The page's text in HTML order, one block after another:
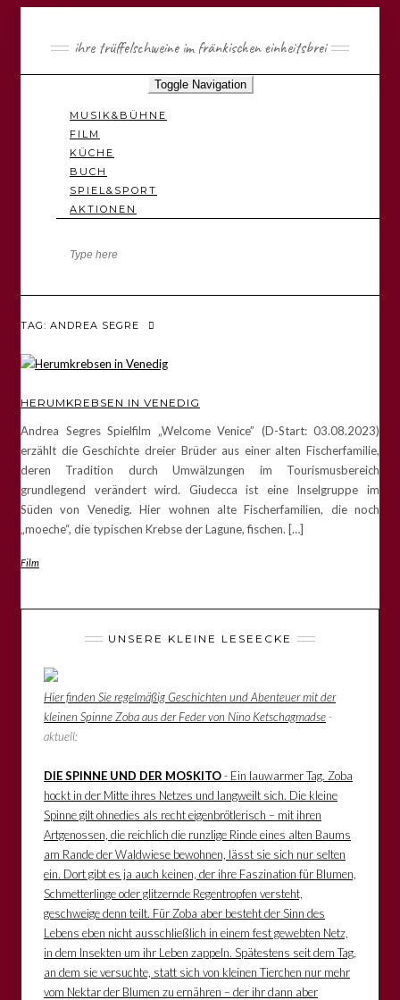
ihre trüffelschweine im fränkischen einheitsbrei
Toggle Navigation
MUSIK&BÜHNE
FILM
KÜCHE
BUCH
SPIEL&SPORT
AKTIONEN
TAG: ANDREA SEGRE
HERUMKREBSEN IN VENEDIG
Andrea Segres Spielfilm „Welcome Venice” (D-Start: 03.08.2023)
erzählt die Geschichte dreier Brüder aus einer alten Fischerfamilie,
deren Tradition durch Umwälzungen im Tourismusbereich
grundlegend verändert wird. Giudecca ist eine Inselgruppe im
Süden von Venedig. Hier wohnen alte Fischerfamilien, die noch
„moeche“, die typischen Krebse der Lagune, fischen. […]
Film
UNSERE KLEINE LESEECKE
Hier finden Sie regelmäßig Geschichten und Abenteuer mit der
kleinen Spinne Zoba aus der Feder von Nino Ketschagmadse-
aktuell:
DIE SPINNE UND DER MOSKITO- Ein lauwarmer Tag. Zoba
hockt in der Mitte ihres Netzes und langweilt sich. Die kleine
Spinne gilt ohnedies als recht eigenbrötlerisch – mit ihren
Artgenossen, die reichlich die runzlige Rinde eines alten Baums
am Rande der Waldwiese bewohnen, lässt sie sich nur selten
ein. Dort gibt es ja auch keinen, der ihre Faszination für Blumen,
Schmetterlinge oder glitzernde Regentropfen versteht,
geschweige denn teilt. Für Zoba aber besteht der Sinn des
Lebens eben nicht ausschließlich in einem fest gewebten Netz,
in dem Insekten um ihr Leben zappeln. Spätestens seit dem Tag,
an dem sie versuchte, statt sich von kleinen Tierchen nur mehr
vom Nektar der Blumen zu ernähren – der ihr dann aber